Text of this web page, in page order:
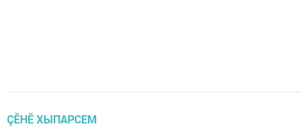
ÇӖНӖ ХЫПАРСЕМ